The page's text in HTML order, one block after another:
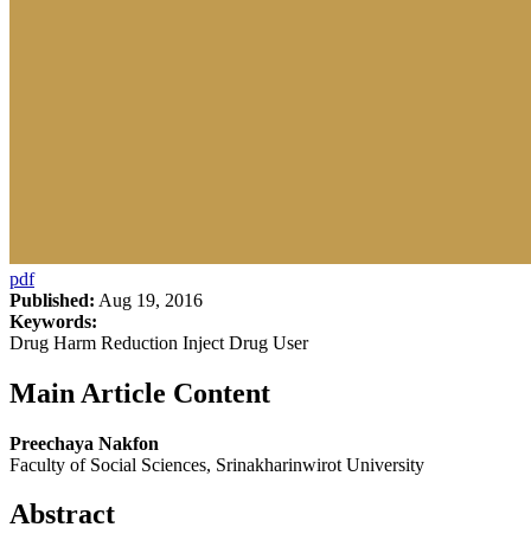
pdf
Published: Aug 19, 2016
Keywords:
Drug Harm Reduction Inject Drug User
Main Article Content
Preechaya Nakfon
Faculty of Social Sciences, Srinakharinwirot University
Abstract